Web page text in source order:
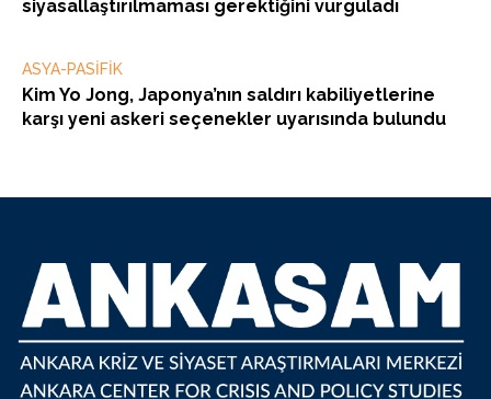
siyasallaştırılmaması gerektiğini vurguladı
ASYA-PASİFİK
Kim Yo Jong, Japonya’nın saldırı kabiliyetlerine
karşı yeni askeri seçenekler uyarısında bulundu